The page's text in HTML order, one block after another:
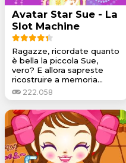
Avatar Star Sue - La
Slot Machine
Ragazze, ricordate quanto
è bella la piccola Sue,
vero? E allora sapreste
ricostruire a memoria...
222.058